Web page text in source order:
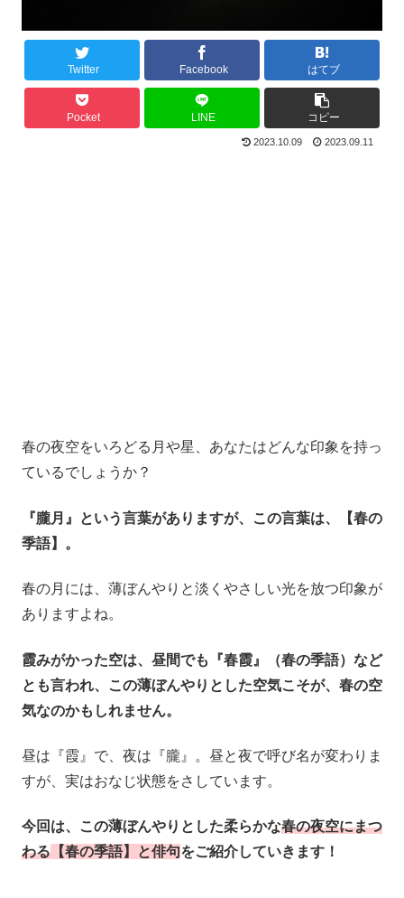
Twitter Facebook はてブ
Pocket LINE コピー
2023.10.09 2023.09.11
春の夜空をいろどる月や星、あなたはどんな印象を持っ
ているでしょうか？
『朧月』という言葉がありますが、この言葉は、【春の
季語】。
春の月には、薄ぼんやりと淡くやさしい光を放つ印象が
ありますよね。
霞みがかった空は、昼間でも 『春霞』
（春の季語）など
とも言われ、この薄ぼんやりとした空気こそが、春の空
気なのかもしれません。
昼は『霞』で、夜は『朧』。昼と夜で呼び名が変わりま
すが、実はおなじ状態をさしています。
今回は、この薄ぼんやりとした柔らかな春の夜空にまつ
わる 【春の季語】と俳句をご紹介していきます！